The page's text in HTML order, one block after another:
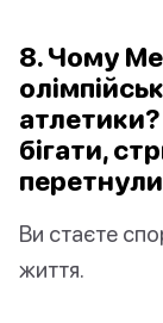
8. Чому
бігати,
Ви стаєте
життя.